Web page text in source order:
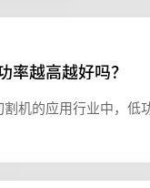
率越高越好吗？